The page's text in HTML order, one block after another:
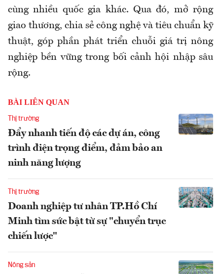
cùng nhiều quốc gia khác. Qua đó, mở rộng
giao thương, chia sẻ công nghệ và tiêu chuẩn kỹ
thuật, góp phần phát triển chuỗi giá trị nông
nghiệp bền vững trong bối cảnh hội nhập sâu
rộng.
BÀI LIÊN QUAN
Thị trường
Đẩy nhanh tiến độ các dự án, công
trình điện trọng điểm, đảm bảo an
ninh năng lượng
Thị trường
Doanh nghiệp tư nhân TP.Hồ Chí
Minh tìm sức bật từ sự "chuyển trục
chiến lược"
Nông sản